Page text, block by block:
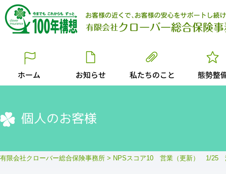
個人のお客様
有限会社クローバー総合保険事務所 > NPSスコア10 営業（更新） 1/